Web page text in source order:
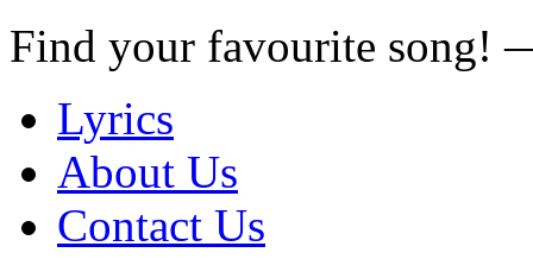
Find your favourite song!
Lyrics
About Us
Contact Us